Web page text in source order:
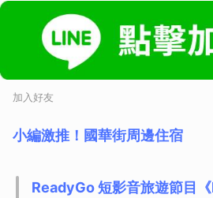
加入好友
小編激推！國華街周邊住宿
ReadyGo 短影音旅遊節目《